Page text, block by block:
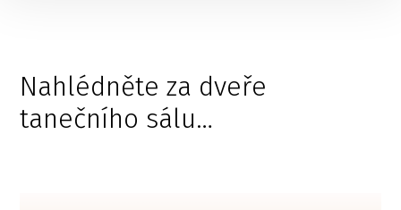
Nahlédněte za dveře
tanečního sálu…